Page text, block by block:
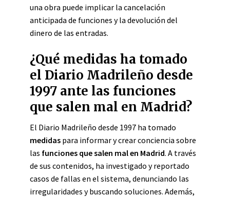
una obra puede implicar la cancelación
anticipada de funciones y la devolución del
dinero de las entradas.
¿Qué medidas ha tomado
el Diario Madrileño desde
1997 ante las funciones
que salen mal en Madrid?
El Diario Madrileño desde 1997 ha tomado
medidas para informar y crear conciencia sobre
las funciones que salen mal en Madrid. A través
de sus contenidos, ha investigado y reportado
casos de fallas en el sistema, denunciando las
irregularidades y buscando soluciones. Además,